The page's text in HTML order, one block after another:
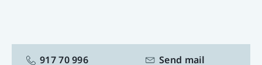
I tillegg tilbyr vi kurs til firmaer og privatfolk som
917 70 996
Send mail